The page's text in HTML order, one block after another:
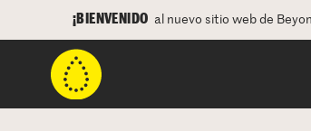
¡BIENVENIDO al nuevo sitio web de